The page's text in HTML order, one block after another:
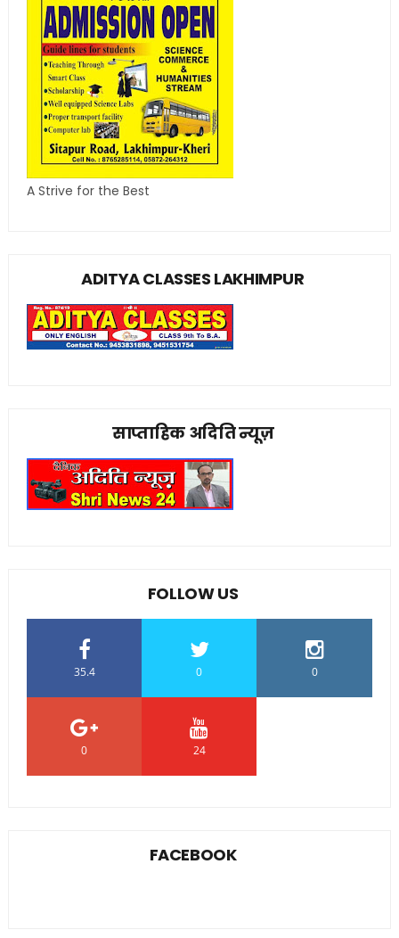
A Strive for the Best
ADITYA CLASSES LAKHIMPUR
साप्ताहिक अदिति न्यूज़
FOLLOW US
35.4 0 0
0 24
FACEBOOK